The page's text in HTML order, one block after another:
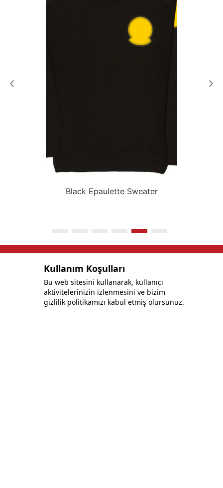
Kullanım Koşulları
Bu web sitesini kullanarak, kullanıcı
aktivitelerinizin izlenmesini ve bizim
gizlilik politikamızı kabul etmiş olursunuz.
Black Epaulette Sweater
Bonafida Tekstil Yazılım İç Ve Dış Tic. Ltd. Şti.